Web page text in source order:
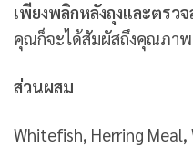
เพียงพลิกหลังถุงและตรว
คุณก็จะได้สัมผัสถึงคุณภา
ส่วนผสม
Whitefish, Herring